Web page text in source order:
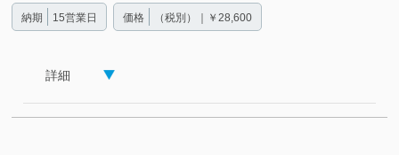
納期 15営業日 価格 （税別）｜￥28,600
詳細